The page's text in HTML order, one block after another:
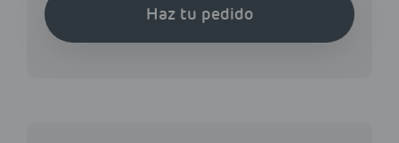
Haz tu pedido